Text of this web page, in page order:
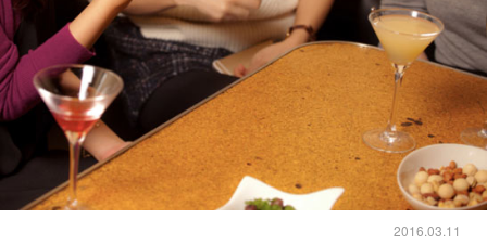
2016.03.11